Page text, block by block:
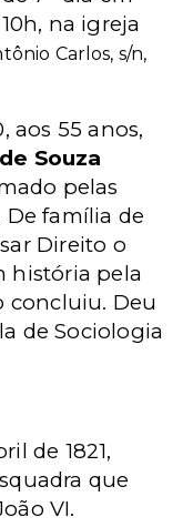
na igreja
Carlos, s/n,
aos 55 anos,
Souza
pelas
De família de
Direito o
história pela
concluiu. Deu
de Sociologia
de 1821,
que
VI.